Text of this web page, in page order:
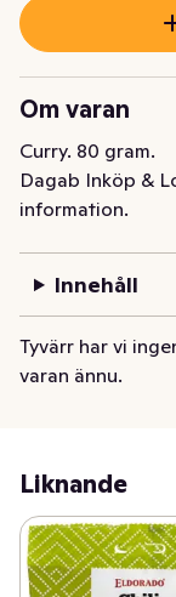
Om varan
Curry. 80 gram.
Dagab Inköp &
information.
Innehåll
Tyvärr har vi
varan ännu.
Liknande